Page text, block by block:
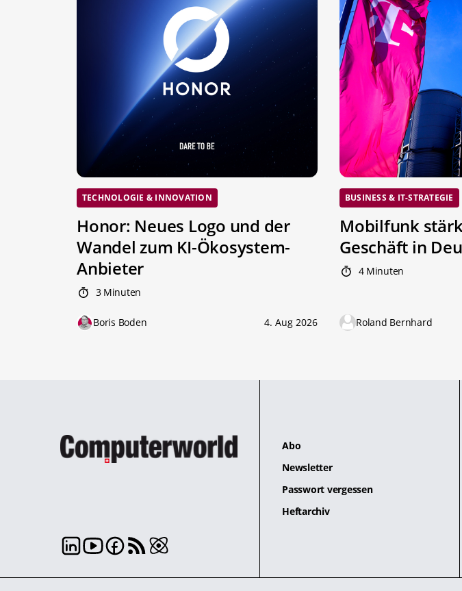
TECHNOLOGIE & INNOVATION
Honor: Neues Logo und der
Wandel zum KI-Ökosystem-
Anbieter
3 Minuten
Boris Boden 4. Aug 2026
BUSINESS & IT-STRATEGIE
Mobilfunk
Geschäft in
4 Minuten
Roland Bernhard
Abo
Newsletter
Passwort vergessen
Heftarchiv